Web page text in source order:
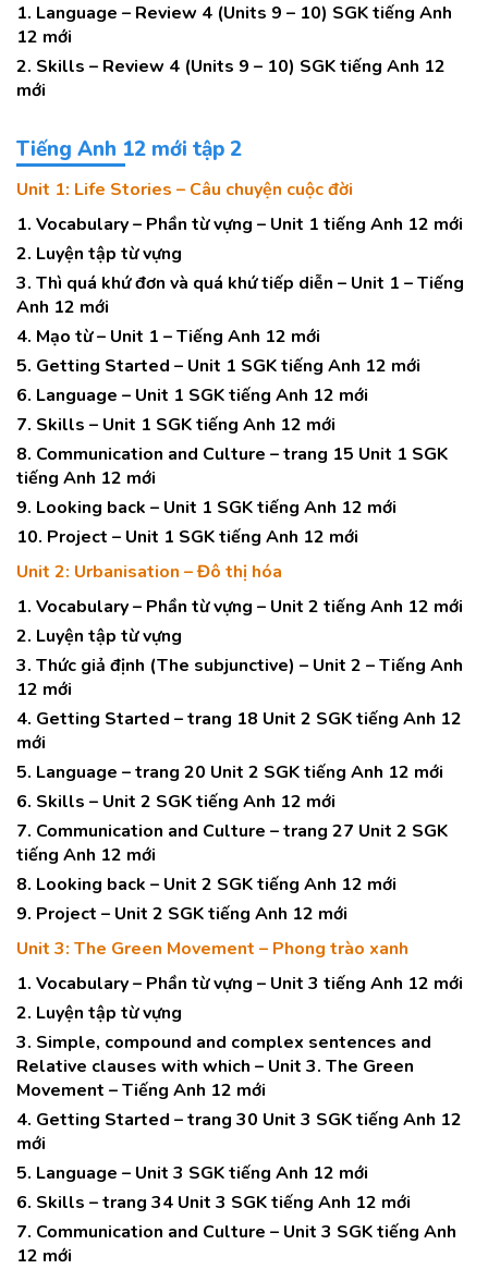
1. Language – Review 4 (Units 9 – 10) SGK tiếng Anh
12 mới
2. Skills – Review 4 (Units 9 – 10) SGK tiếng Anh 12
mới
Tiếng Anh 12 mới tập 2
Unit 1: Life Stories – Câu chuyện cuộc đời
1. Vocabulary – Phần từ vựng – Unit 1 tiếng Anh 12 mới
2. Luyện tập từ vựng
3. Thì quá khứ đơn và quá khứ tiếp diễn – Unit 1 – Tiếng
Anh 12 mới
4. Mạo từ – Unit 1 – Tiếng Anh 12 mới
5. Getting Started – Unit 1 SGK tiếng Anh 12 mới
6. Language – Unit 1 SGK tiếng Anh 12 mới
7. Skills – Unit 1 SGK tiếng Anh 12 mới
8. Communication and Culture – trang 15 Unit 1 SGK
tiếng Anh 12 mới
9. Looking back – Unit 1 SGK tiếng Anh 12 mới
10. Project – Unit 1 SGK tiếng Anh 12 mới
Unit 2: Urbanisation – Đô thị hóa
1. Vocabulary – Phần từ vựng – Unit 2 tiếng Anh 12 mới
2. Luyện tập từ vựng
3. Thức giả định (The subjunctive) – Unit 2 – Tiếng Anh
12 mới
4. Getting Started – trang 18 Unit 2 SGK tiếng Anh 12
mới
5. Language – trang 20 Unit 2 SGK tiếng Anh 12 mới
6. Skills – Unit 2 SGK tiếng Anh 12 mới
7. Communication and Culture – trang 27 Unit 2 SGK
tiếng Anh 12 mới
8. Looking back – Unit 2 SGK tiếng Anh 12 mới
9. Project – Unit 2 SGK tiếng Anh 12 mới
Unit 3: The Green Movement – Phong trào xanh
1. Vocabulary – Phần từ vựng – Unit 3 tiếng Anh 12 mới
2. Luyện tập từ vựng
3. Simple, compound and complex sentences and
Relative clauses with which – Unit 3. The Green
Movement – Tiếng Anh 12 mới
4. Getting Started – trang 30 Unit 3 SGK tiếng Anh 12
mới
5. Language – Unit 3 SGK tiếng Anh 12 mới
6. Skills – trang 34 Unit 3 SGK tiếng Anh 12 mới
7. Communication and Culture – Unit 3 SGK tiếng Anh
12 mới